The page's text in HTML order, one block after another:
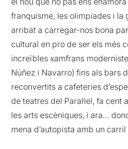
franquisme, les olimpiades i la
arribat a carregar-nos bona
cultural en pro de ser els més
increïbles xamfrans
Núñez i Navarro) fins als bars
reconvertits a cafeteries
de teatres del Paral·lel, fa cent
les arts escèniques, i ara…
mena d’autopista amb un